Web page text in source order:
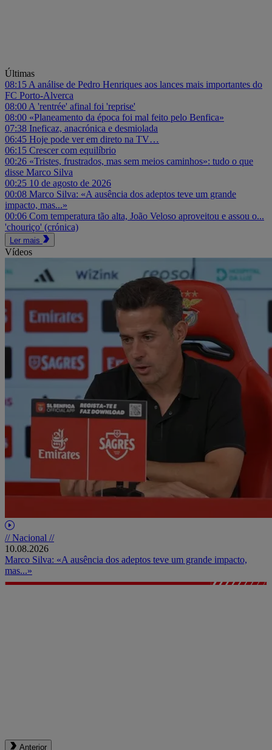
Últimas
08:15 A análise de Pedro Henriques aos lances mais importantes do
FC Porto-Alverca
08:00 A 'rentrée' afinal foi 'reprise'
08:00 «Planeamento da época foi mal feito pelo Benfica»
07:38 Ineficaz, anacrónica e desmiolada
06:45 Hoje pode ver em direto na TV…
06:15 Crescer com equilíbrio
00:26 «Tristes, frustrados, mas sem meios caminhos»: tudo o que
disse Marco Silva
00:25 10 de agosto de 2026
00:08 Marco Silva: «A ausência dos adeptos teve um grande
impacto, mas...»
00:06 Com temperatura tão alta, João Veloso aproveitou e assou o...
'chouriço' (crónica)
Ler mais
Vídeos
// Nacional //
10.08.2026
Marco Silva: «A ausência dos adeptos teve um grande impacto,
mas...»
Anterior